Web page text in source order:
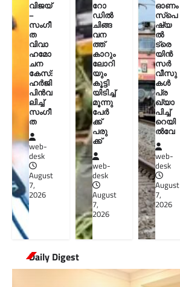
വിജയ്
–
സംഗീ
ത
വിവാ
ഹമോ
ചന
കേസ്:
ഹർജി
പിൻവ
ലിച്ച്
സംഗീ
ത
web-
desk
August
7,
2026
റോ
ഡിൽ
ചിങ്ങ
വന
ത്ത്
കാറും
ലോറി
യും
കൂട്ടി
യിടിച്ച്
മൂന്നു
പേർ
ക്ക്
പരു
ക്ക്
web-
desk
August
7,
2026
ഓണം
സ്പെ
ഷ്യ
ൽ
ട്രെ
യിൻ
സർ
വീസു
കൾ
പ്ര
ഖ്യാ
പിച്ച്
റെയി
ൽവേ
web-
desk
August
7,
2026
Daily Digest